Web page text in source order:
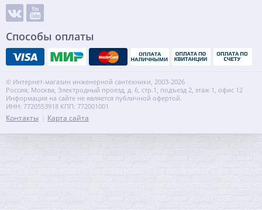
Способы оплаты
© Интернет-магазин инженерной сантехники, 2003-2026
Россия, Москва, Электродный проезд, д. 6, стр.1, подъезд 2, этаж 1, офис 12
Информация на сайте не является публичной офертой.
ИНН: 7720553918 КПП: 772001001
Контакты Карта сайта